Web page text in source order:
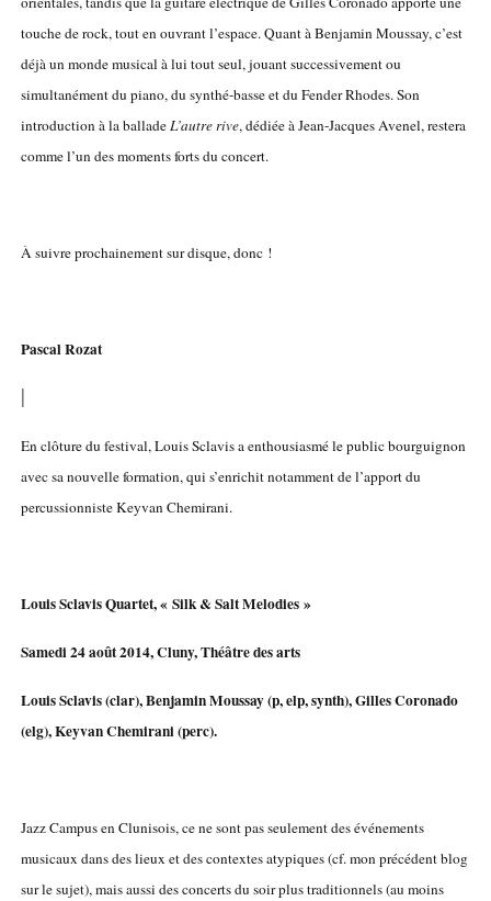
touche de rock, tout en ouvrant l’espace. Quant à Benjamin Moussay, c’est
déjà un monde musical à lui tout seul, jouant successivement ou
simultanément du piano, du synthé-basse et du Fender Rhodes. Son
introduction à la balladeL’autre rive, dédiée à Jean-Jacques Avenel, restera
comme l’un des moments forts du concert.
À suivre prochainement sur disque, donc !
Pascal Rozat
En clôture du festival, Louis Sclavis a enthousiasmé le public bourguignon
avec sa nouvelle formation, qui s’enrichit notamment de l’apport du
percussionniste Keyvan Chemirani.
Louis Sclavis Quartet, « Silk & Salt Melodies »
Samedi 24 août 2014, Cluny, Théâtre des arts
Louis Sclavis (clar), Benjamin Moussay (p, elp, synth), Gilles Coronado
(elg), Keyvan Chemirani (perc).
Jazz Campus en Clunisois, ce ne sont pas seulement des événements
musicaux dans des lieux et des contextes atypiques (cf. mon précédent blog
sur le sujet), mais aussi des concerts du soir plus traditionnels (au moins